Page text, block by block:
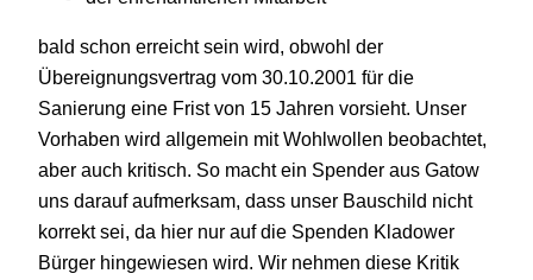
bald schon erreicht sein wird, obwohl der
Übereignungsvertrag vom 30.10.2001 für die
Sanierung eine Frist von 15 Jahren vorsieht. Unser
Vorhaben wird allgemein mit Wohlwollen beobachtet,
aber auch kritisch. So macht ein Spender aus Gatow
uns darauf aufmerksam, dass unser Bauschild nicht
korrekt sei, da hier nur auf die Spenden Kladower
Bürger hingewiesen wird. Wir nehmen diese Kritik